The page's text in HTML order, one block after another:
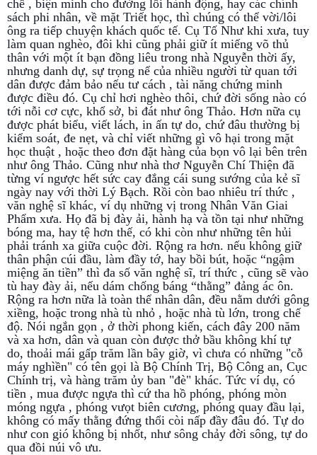
chế , biện minh cho đường lối hành động, hay các chính
sách phi nhân, về mặt Triết học, thì chúng có thể vời/lôi
ông ra tiếp chuyện khách quốc tế. Cụ Tố Như khi xưa, tuy
làm quan nghèo, đôi khi cũng phải giữ ít miếng võ thủ
thân với một ít bạn đồng liêu trong nhà Nguyễn thời ấy,
nhưng danh dự, sự trọng nể của nhiều người từ quan tới
dân được đảm bảo nếu tư cách , tài năng chứng minh
được điều đó. Cụ chỉ hơi nghèo thôi, chứ đời sống nào có
tới nỗi cơ cực, khổ sở, bi đát như ông Thảo. Hơn nữa cụ
được phát biểu, viết lách, in ấn tự do, chứ đâu thường bị
kiểm soát, đe nẹt, và chỉ viết những gì vô hại trong mặt
học thuật , hoặc theo đơn đặt hàng của bọn vô lại bên trên
như ông Thảo. Cũng như nhà thơ Nguyễn Chí Thiện đã
từng ví ngược hết sức cay đắng cái sung sướng của kẻ sĩ
ngày nay với thời Lý Bạch. Rồi còn bao nhiêu trí thức ,
văn nghệ sĩ khác, ví dụ những vị trong Nhân Văn Giai
Phẩm xưa. Họ đã bị đày ải, hành hạ và tồn tại như những
bóng ma, hay tệ hơn thế, có khi còn như những tên hủi
phải tránh xa giữa cuộc đời. Rộng ra hơn. nếu không giữ
thân phận cúi đầu, làm đầy tớ, hay bồi bút, hoặc “ngậm
miệng ăn tiền” thì đa số văn nghệ sĩ, trí thức , cũng sẽ vào
tù hay đày ải, nếu dám chống báng “thằng” đảng ác ôn.
Rộng ra hơn nữa là toàn thể nhân dân, đều nằm dưới gông
xiềng, hoặc trong nhà tù nhỏ , hoặc nhà tù lớn, trong chế
độ. Nói ngắn gọn , ở thời phong kiến, cách đây 200 năm
và xa hơn, dân và quan còn được thở bầu không khí tự
do, thoải mái gấp trăm lần bây giờ, vì chưa có những "cỗ
máy nghìền" có tên gọi là Bộ Chính Trị, Bộ Công an, Cục
Chính trị, và hàng trăm ủy ban "đè" khác. Tức ví dụ, có
tiền , mua được ngựa thì cứ tha hồ phóng, phóng mòn
móng ngựa , phóng vưọt biên cương, phóng quay đầu lại,
không có mấy thằng đứng thổi còi nấp đầy đâu đó. Tự do
như con gió không bị nhốt, như sông chảy đời sông, tự do
qua đồi núi vô ưu.